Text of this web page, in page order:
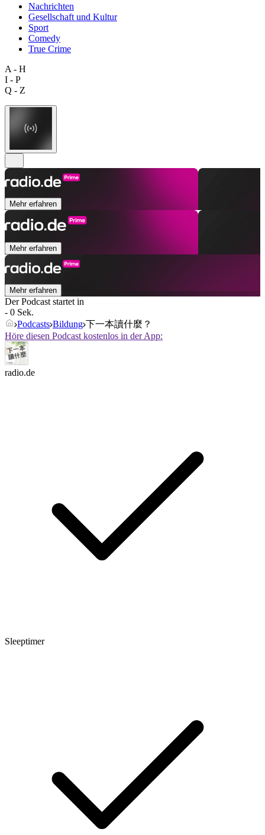
Nachrichten
Gesellschaft und Kultur
Sport
Comedy
True Crime
A - H
I - P
Q - Z
Mehr erfahren
Mehr erfahren
Mehr erfahren
Der Podcast startet in
- 0 Sek.
Podcasts Bildung 下一本讀什麼？
Höre diesen Podcast kostenlos in der App:
radio.de
Sleeptimer